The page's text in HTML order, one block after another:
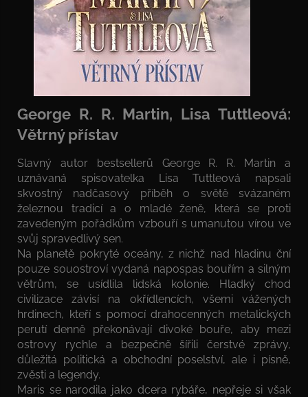
George R. R. Martin, Lisa Tuttleová:
Větrný přístav
Slavný autor bestsellerů George R. R. Martin a
uznávaná spisovatelka Lisa Tuttleová napsali
skvostný nadčasový příběh o světě svázaném
železnou tradicí a o mladé ženě, která se proti
zavedeným pořádkům vzbouří s umanutou vírou ve
svůj spravedlivý sen.
Na planetě pokryté oceány, z nichž nad hladinu ční
pouze souostroví vydaná napospas bouřím a silným
větrům, se usídlila lidská kolonie. Hladký chod
civilizace závisí na okřídlencích, všemi vážených
hrdinech, kteří s pomocí drahocenných metalických
perutí denně překonávají divoké bouře, aby mezi
ostrovy rychle a bezpečně šířili čerstvé zprávy,
důležitá politická a obchodní poselství, ale i písně,
zvěsti a legendy.
Maris se narodila jako dcera rybáře, nepřeje si však